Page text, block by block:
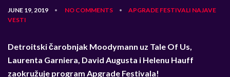
JUNE 19, 2019 • NO COMMENTS • APGRADE FESTIVALI NAJAVE
VESTI
Detroitskičarobnjak Moodymann uz Tale Of Us,
Laurenta Garniera, David Augusta i Helenu Hauff
zaokružuje program Apgrade Festivala!